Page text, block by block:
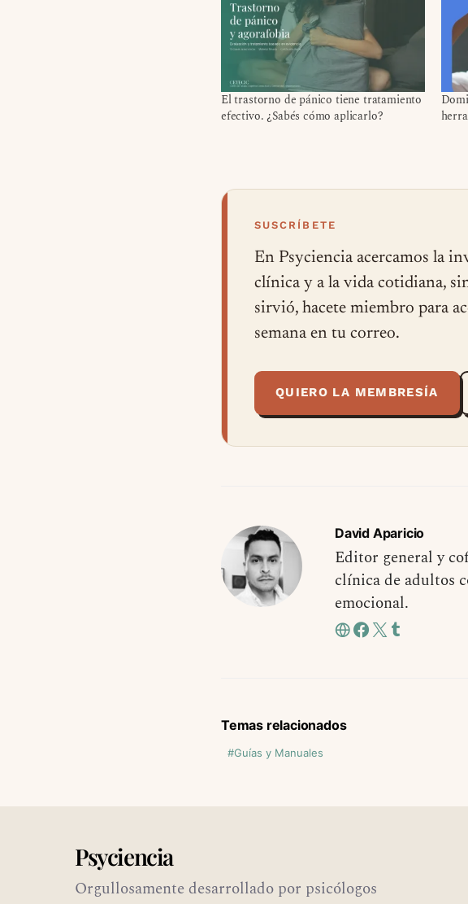
El trastorno de pánico tiene tratamiento
efectivo. ¿Sabés cómo aplicarlo?
SUSCRÍBETE
En Psyciencia acercamos la
clínica y a la vida cotidiana,
sirvió, hacete miembro para
semana en tu correo.
QUIERO LA MEMBRESÍA
David Aparicio
Editor general y
clínica de adultos
emocional.
Temas relacionados
Guías y Manuales
Psyciencia
Orgullosamente desarrollado por psicólogos